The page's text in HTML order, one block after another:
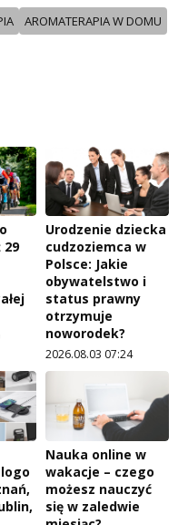
AROMATERAPIA W DOMU
Urodzenie dziecka
cudzoziemca w
Polsce: Jakie
obywatelstwo i
status prawny
otrzymuje
noworodek?
2026.08.03 07:24
Nauka online w
wakacje – czego
możesz nauczyć
się w zaledwie